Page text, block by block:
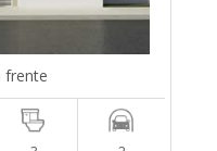
frente